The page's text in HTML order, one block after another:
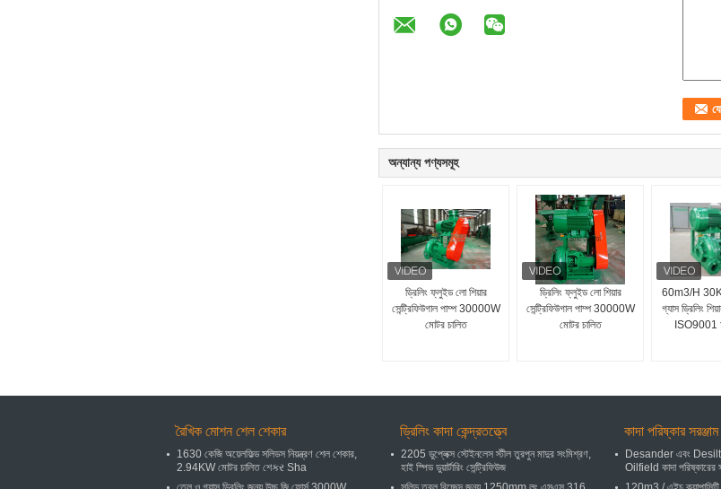
অন্যান্য পণ্যসমূহ
ড্রিলিং ফ্লুইড লো শিয়ার
সেন্ট্রিফিউগাল পাম্প 30000W
মোটর চালিত
ড্রিলিং ফ্লুইড লো শিয়ার
সেন্ট্রিফিউগাল পাম্প 30000W
মোটর চালিত
60m3/H
গ্যাস ড্রিলিং
ISO9001
রৈখিক মোশন শেল শেকার
1630 কেজি অয়েলফিল্ড সলিডস নিয়ন্ত্রণ শেল শেকার,
2.94KW মোটর চালিত শেકર Sha
ড্রিলিং কাদা কেন্দ্রতত্ত্বে
2205 ডুপ্লেক্স স্টেইনলেস স্টীল তুরপুন মাদুর সংমিশ্রণ,
হাই স্পিড ডুয়ার্টারিং সেন্ট্রিফিউজ
কাদা পরিষ্কার সরঞ্জাম
Desander এবং
Oilfield কাদা পরিষ্কারের